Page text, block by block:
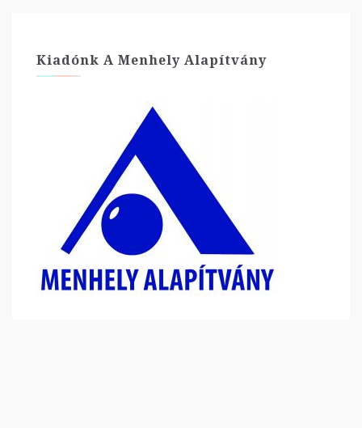
Kiadónk A Menhely Alapítvány